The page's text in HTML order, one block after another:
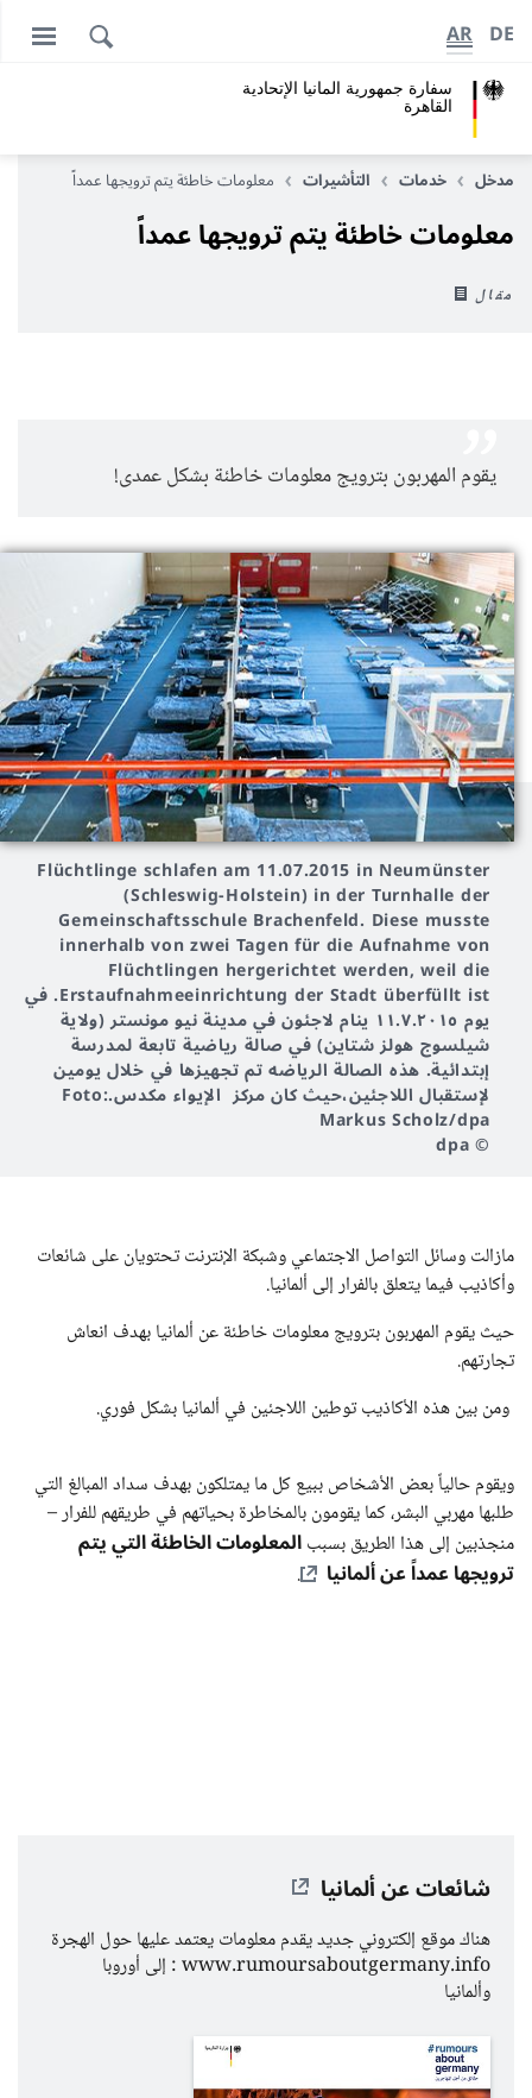
سفارة جمهورية المانيا اﻹتحادية
القاهرة
DE
AR
مدخل خدمات التأشيرات معلومات خاطئة يتم ترويجها عمداً
معلومات خاطئة يتم ترويجها عمداً
مقال
يقوم المهربون بترويج معلومات خاطئة بشكل عمدى!
Flüchtlinge schlafen am 11.07.2015 in Neumünster
(Schleswig-Holstein) in der Turnhalle der
Gemeinschaftsschule Brachenfeld. Diese musste
innerhalb von zwei Tagen für die Aufnahme von
Flüchtlingen hergerichtet werden, weil die
Erstaufnahmeeinrichtung der Stadt überfüllt ist. في
يوم ١١.٧.٢٠١٥ ينام لاجئون في مدينة نيو مونستر (ولاية
شيلسوج هولز شتاين) في صالة رياضية تابعة لمدرسة
إبتدائية. هذه الصالة الرياضه تم تجهيزها في خلال يومين
لإستقبال اللاجئين،حيث كان مركز الإيواء مكدس.Foto:
Markus Scholz/dpa
© dpa
مازالت وسائل التواصل الاجتماعي وشبكة الإنترنت تحتويان على شائعات
وأكاذيب فيما يتعلق بالفرار إلى ألمانيا.
حيث يقوم المهربون بترويج معلومات خاطئة عن ألمانيا بهدف انعاش
تجارتهم.
ومن بين هذه الأكاذيب توطين اللاجئين في ألمانيا بشكل فوري.
ويقوم حالياً بعض الأشخاص ببيع كل ما يمتلكون بهدف سداد المبالغ التي
طلبها مهربي البشر، كما يقومون بالمخاطرة بحياتهم في طريقهم للفرار –
منجذبين إلى هذا الطريق بسببالمعلومات الخاطئة التي يتم
ترويجها عمداً عن ألمانيا .
شائعات عن ألمانيا
هناكموقع إلكتروني جديد يقدم معلومات يعتمد عليها حول الهجرة
www.rumoursaboutgermany.info: إلى أوروبا
وألمانيا